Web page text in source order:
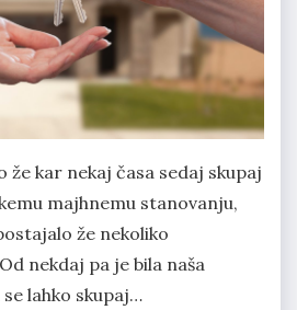
že kar nekaj časa sedaj skupaj
majhnemu stanovanju,
že nekoliko
nekdaj pa je bila naša
lahko skupaj…